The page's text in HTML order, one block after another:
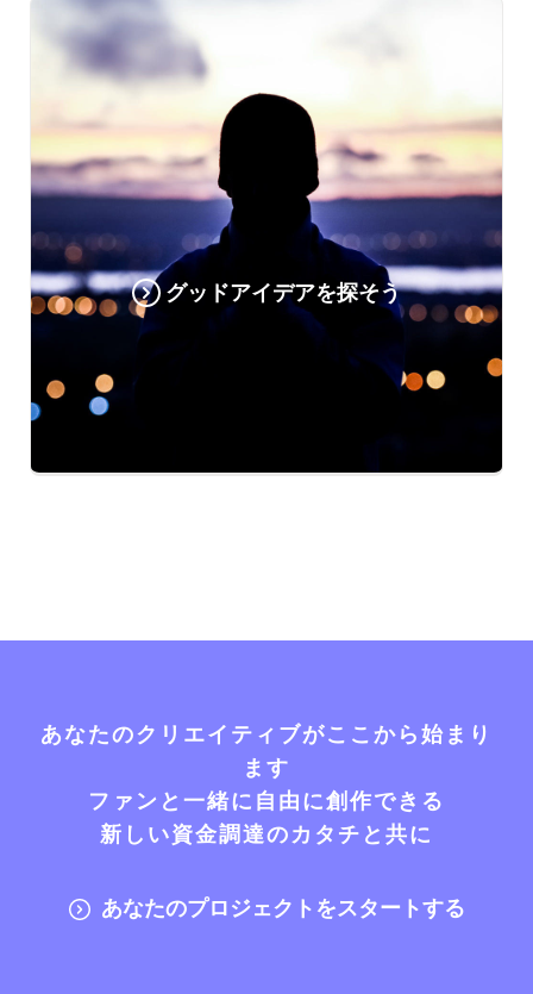
グッドアイデアを探そう
あなたのクリエイティブがここから始まり
ます
ファンと一緒に自由に創作できる
新しい資金調達のカタチと共に
あなたのプロジェクトをスタートする